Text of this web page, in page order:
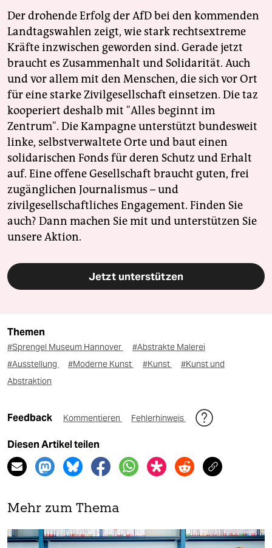
Der drohende Erfolg der AfD bei den kommenden
Landtagswahlen zeigt, wie stark rechtsextreme
Kräfte inzwischen geworden sind. Gerade jetzt
braucht es Zusammenhalt und Solidarität. Auch
und vor allem mit den Menschen, die sich vor Ort
für eine starke Zivilgesellschaft einsetzen. Die taz
kooperiert deshalb mit "Alles beginnt im
Zentrum". Die Kampagne unterstützt bundesweit
linke, selbstverwaltete Orte und baut einen
solidarischen Fonds für deren Schutz und Erhalt
auf. Eine offene Gesellschaft braucht guten, frei
zugänglichen Journalismus – und
zivilgesellschaftliches Engagement. Finden Sie
auch? Dann machen Sie mit und unterstützen Sie
unsere Aktion.
Jetzt unterstützen
Themen
#Sprengel Museum Hannover
#Abstrakte Malerei
#Ausstellung
#Moderne Kunst #Kunst
#Kunst und
Abstraktion
Feedback Kommentieren Fehlerhinweis
Diesen Artikel teilen
Mehr zum Thema